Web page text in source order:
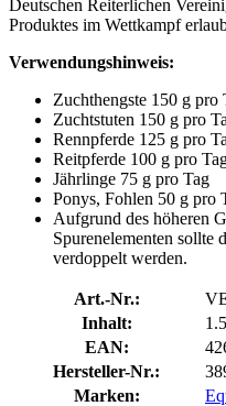
Deutschen Reiterlichen
Produktes im Wettkampf
Verwendungshinweis:
Zuchthengste 150 g pro
Zuchtstuten 150 g pro
Rennpferde 125 g pro
Reitpferde 100 g pro
Jährlinge 75 g pro Tag
Ponys, Fohlen 50 g pro
Aufgrund des höheren
Spurenelementen sollte
verdoppelt werden.
Art.-Nr.:
Inhalt:
EAN:
Hersteller-Nr.:
Marken: